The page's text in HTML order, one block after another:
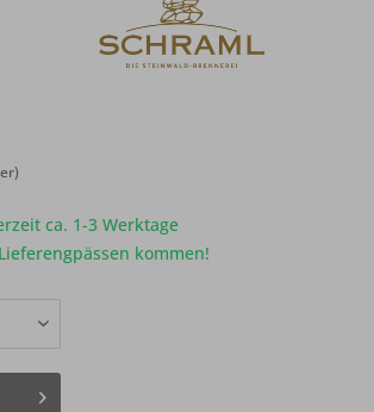
ca. 1-3 Werktage
kommen!